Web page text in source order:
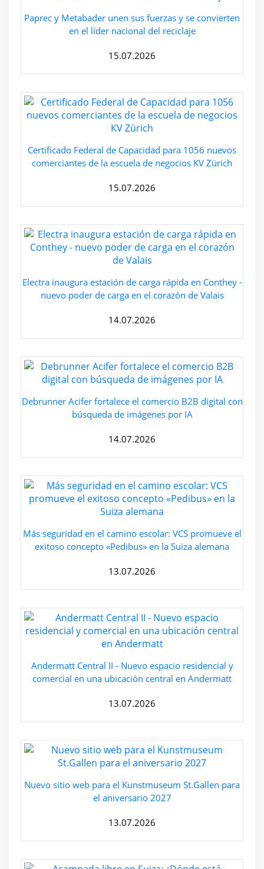
Paprec y Metabader unen sus fuerzas y se convierten
en el líder nacional del reciclaje
15.07.2026
Certificado Federal de Capacidad para 1056 nuevos
comerciantes de la escuela de negocios KV Zürich
15.07.2026
Electra inaugura estación de carga rápida en Conthey -
nuevo poder de carga en el corazón de Valais
14.07.2026
Debrunner Acifer fortalece el comercio B2B digital con
búsqueda de imágenes por IA
14.07.2026
Más seguridad en el camino escolar: VCS promueve el
exitoso concepto «Pedibus» en la Suiza alemana
13.07.2026
Andermatt Central II - Nuevo espacio residencial y
comercial en una ubicación central en Andermatt
13.07.2026
Nuevo sitio web para el Kunstmuseum St.Gallen para
el aniversario 2027
13.07.2026